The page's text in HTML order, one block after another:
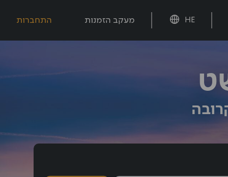
HE מעקב הזמנות התחברות